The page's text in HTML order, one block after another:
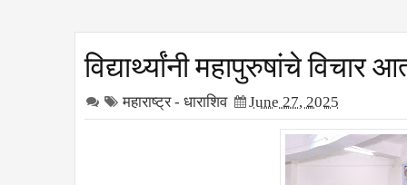
विद्यार्थ्यांनी महापुरुषांचे
महाराष्ट्र - धाराशिव June 27, 2025